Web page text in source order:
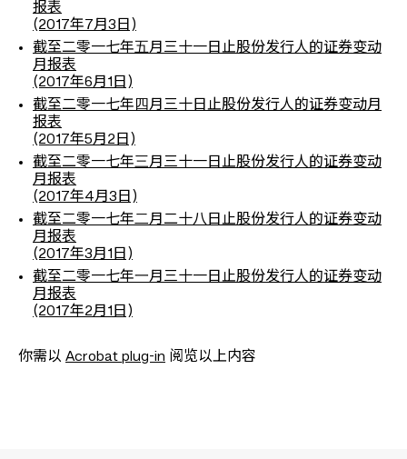
报表
(2017年7月3日)
截至二零一七年五月三十一日止股份发行人的证券变动
月报表
(2017年6月1日)
截至二零一七年 四月三十日止股份发行人的证券变动月
报表
(2017年5月2日)
截至二零一七年三月三十一日止股份发行人的证券变动
月报表
(2017年4月3日)
截至二零一七年二月二十八日止股份发行人的证券变动
月报表
(2017年3月1日)
截至二零一七年一月三十一日止股份发行人的证券变动
月报表
(2017年2月1日)
你需以 Acrobat plug-in 阅览以上内容